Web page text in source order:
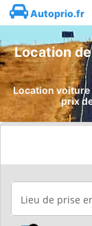
Autoprio.fr
Location
Location voiture
prix
Lieu de prise